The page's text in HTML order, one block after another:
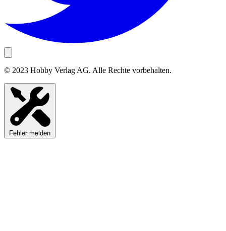
© 2023 Hobby Verlag AG. Alle Rechte vorbehalten.
Fehler melden